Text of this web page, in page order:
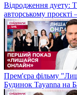
Відродження дуету:
авторському
Прем'єра фільму
Будинок Tayanna на